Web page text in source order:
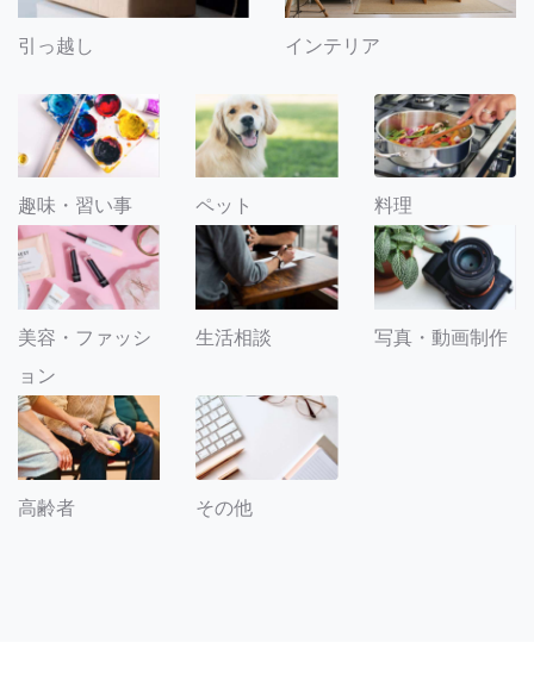
引っ越し インテリア
趣味・習い事 ペット 料理
美容・ファッシ
ョン
生活相談 写真・動画制作
高齢者 その他